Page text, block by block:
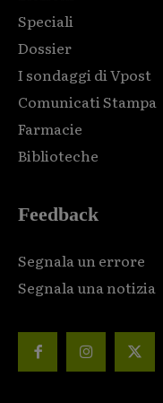
Speciali
Dossier
I sondaggi di Vpost
Comunicati Stampa
Farmacie
Biblioteche
Feedback
Segnala un errore
Segnala una notizia